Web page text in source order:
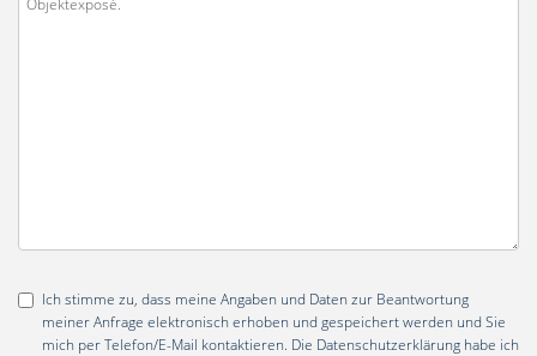
Ich stimme zu, dass meine Angaben und Daten zur Beantwortung
meiner Anfrage elektronisch erhoben und gespeichert werden und Sie
mich per Telefon/E-Mail kontaktieren. Die Datenschutzerklärung habe ich